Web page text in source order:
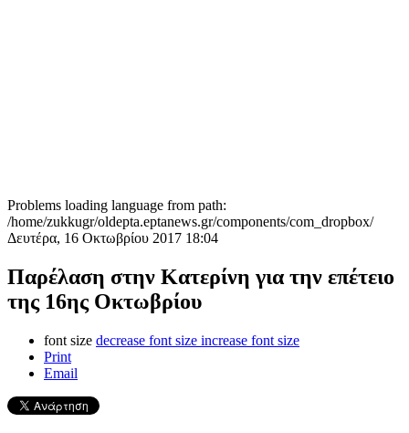
Problems loading language from path:
/home/zukkugr/oldepta.eptanews.gr/components/com_dropbox/
Δευτέρα, 16 Οκτωβρίου 2017 18:04
Παρέλαση στην Κατερίνη για την επέτειο
της 16ης Οκτωβρίου
font size decrease font size increase font size
Print
Email